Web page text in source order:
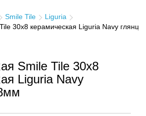
Smile Tile
Liguria
30x8 керамическая Liguria Navy
Smile Tile 30x8
Liguria Navy